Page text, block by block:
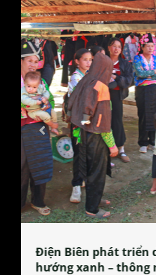
Làng làm bánh tẻ
tỏa đặc sản xứ